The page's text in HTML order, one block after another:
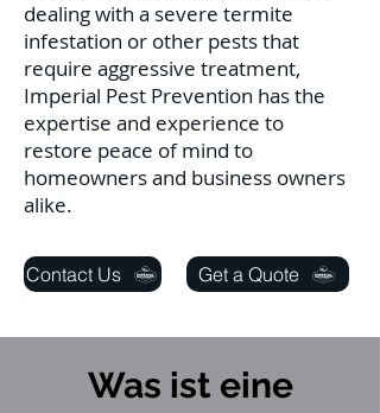
dealing with a severe termite
infestation or other pests that
require aggressive treatment,
Imperial Pest Prevention has the
expertise and experience to
restore peace of mind to
homeowners and business owners
alike.
Contact Us Get a Quote
Was ist eine